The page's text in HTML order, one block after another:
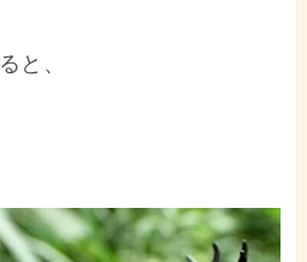
と、